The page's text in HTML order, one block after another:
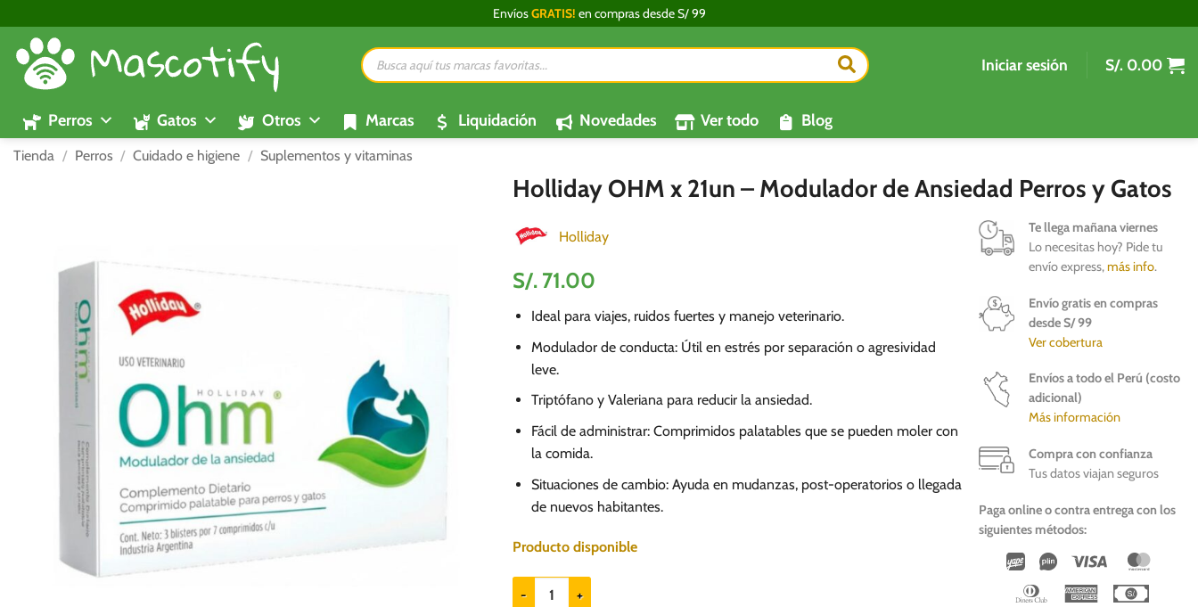
al
contenido
EnvíosGRATIS! en compras desde S/ 99
Búsqueda
de
productos
Iniciar sesión S/. 0.00
Perros Gatos Otros Marcas Liquidación Novedades Ver todo Blog
Tienda / Perros / Cuidado e higiene / Suplementos y vitaminas
Holliday OHM x 21un – Modulador de Ansiedad Perros y Gatos
Holliday
S/. 71.00
Ideal para viajes, ruidos fuertes y manejo veterinario.
Modulador de conducta: Útil en estrés por separación o agresividad
leve.
Triptófano y Valeriana para reducir la ansiedad.
Fácil de administrar: Comprimidos palatables que se pueden moler con
la comida.
Situaciones de cambio: Ayuda en mudanzas, post-operatorios o llegada
de nuevos habitantes.
Producto disponible
Holliday OHM x 21un - Modulador de Ansiedad Perros y Gatos cantidad
Te llega mañana viernes
Lo necesitas hoy? Pide tu
envío express,más info.
Envío gratis en compras
desde S/ 99
Ver cobertura
Envíos a todo el Perú (costo
adicional)
Más información
Compra con confianza
Tus datos viajan seguros
Paga online o contra entrega con los
siguientes métodos:
Wirecard
Vipps Visa
Dinners
American